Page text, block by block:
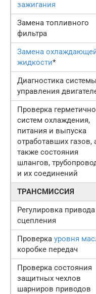
зажигания
Замена топливного
фильтра
Замена
жидкости*
Диагностика системы
управления
Проверка
систем охлаждения,
питания и выпуска
отработавших газов,
также состояния
шлангов,
и их соединений
ТРАНСМИССИЯ
Регулировка привода
сцепления
Проверка уровня
коробке передач
Проверка состояния
защитных чехлов
шарниров приводов